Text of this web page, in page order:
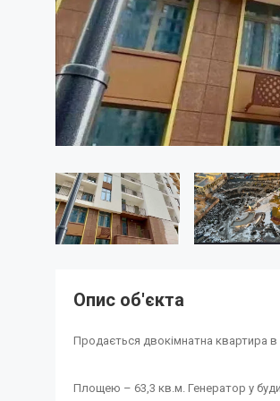
Опис об'єкта
Продається двокімнатна квартира
Площею – 63,3 кв.м. Генератор у